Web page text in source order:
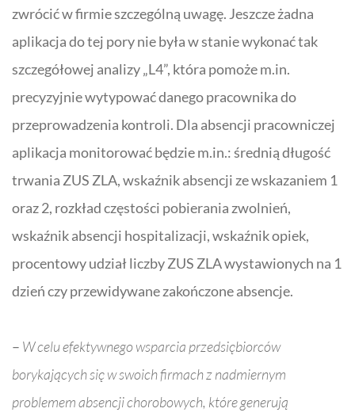
zwrócić w firmie szczególną uwagę. Jeszcze żadna
aplikacja do tej pory nie była w stanie wykonać tak
szczegółowej analizy „L4”, która pomoże m.in.
precyzyjnie wytypować danego pracownika do
przeprowadzenia kontroli. Dla absencji pracowniczej
aplikacja monitorować będzie m.in.: średnią długość
trwania ZUS ZLA, wskaźnik absencji ze wskazaniem 1
oraz 2, rozkład częstości pobierania zwolnień,
wskaźnik absencji hospitalizacji, wskaźnik opiek,
procentowy udział liczby ZUS ZLA wystawionych na 1
dzień czy przewidywane zakończone absencje.
– W celu efektywnego wsparcia przedsiębiorców
borykających się w swoich firmach z nadmiernym
problemem absencji chorobowych, które generują